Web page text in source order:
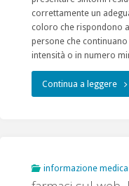
correttamente un
coloro che rispondono
persone che
intensità o in numero
Continua a leggere
informazione medica